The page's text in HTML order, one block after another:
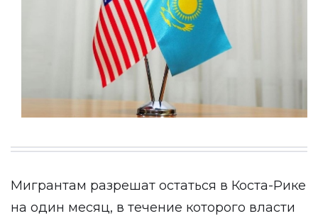
Мигрантам разрешат остаться в Коста-Рике
на один месяц, в течение которого власти